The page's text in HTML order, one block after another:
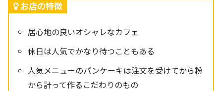
お店の特徴
居心地の良いオシャレなカフェ
休日は人気でかなり待つこともある
人気メニューのパンケーキは注文を受けてから粉
から計って作るこだわりのもの